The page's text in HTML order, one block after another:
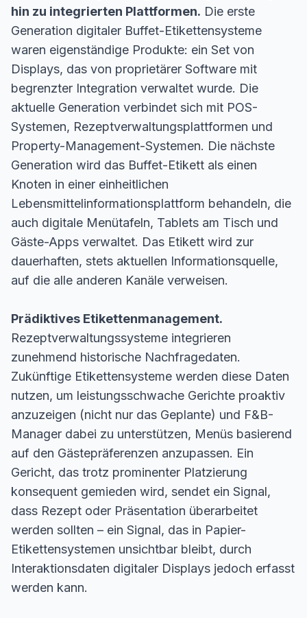
hin zu integrierten Plattformen. Die erste
Generation digitaler Buffet-Etikettensysteme
waren eigenständige Produkte: ein Set von
Displays, das von proprietärer Software mit
begrenzter Integration verwaltet wurde. Die
aktuelle Generation verbindet sich mit POS-
Systemen, Rezeptverwaltungsplattformen und
Property-Management-Systemen. Die nächste
Generation wird das Buffet-Etikett als einen
Knoten in einer einheitlichen
Lebensmittelinformationsplattform behandeln, die
auch digitale Menütafeln, Tablets am Tisch und
Gäste-Apps verwaltet. Das Etikett wird zur
dauerhaften, stets aktuellen Informationsquelle,
auf die alle anderen Kanäle verweisen.
Prädiktives Etikettenmanagement.
Rezeptverwaltungssysteme integrieren
zunehmend historische Nachfragedaten.
Zukünftige Etikettensysteme werden diese Daten
nutzen, um leistungsschwache Gerichte proaktiv
anzuzeigen (nicht nur das Geplante) und F&B-
Manager dabei zu unterstützen, Menüs basierend
auf den Gästepräferenzen anzupassen. Ein
Gericht, das trotz prominenter Platzierung
konsequent gemieden wird, sendet ein Signal,
dass Rezept oder Präsentation überarbeitet
werden sollten – ein Signal, das in Papier-
Etikettensystemen unsichtbar bleibt, durch
Interaktionsdaten digitaler Displays jedoch erfasst
werden kann.